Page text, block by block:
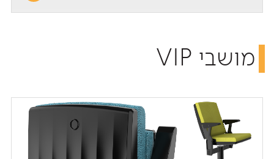
מושבי VIP